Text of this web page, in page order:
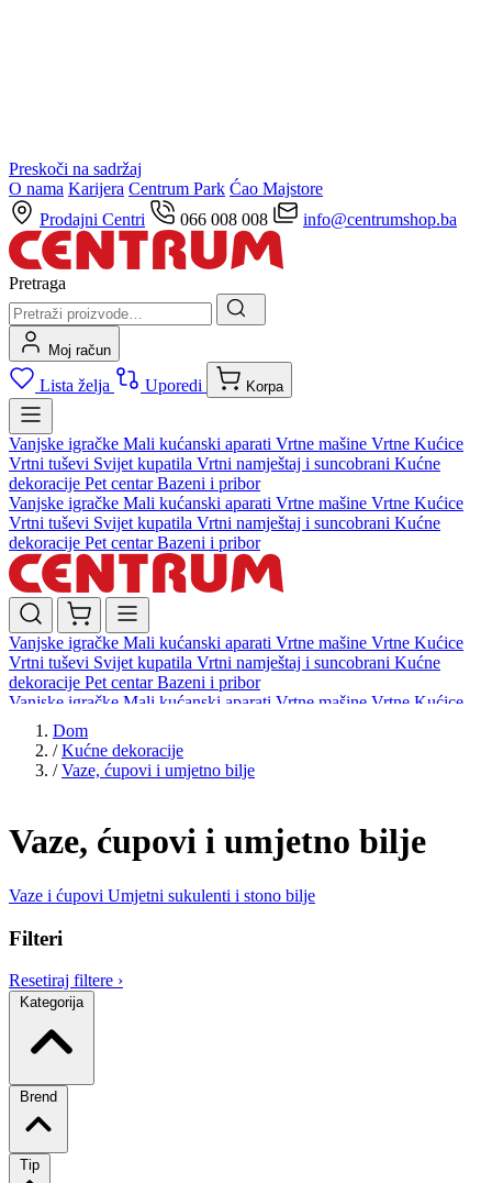
Preskoči na sadržaj
O nama Karijera Centrum Park Ćao Majstore
Prodajni Centri
066 008 008 info@centrumshop.ba
Pretraga
Moj račun
Lista želja Uporedi Korpa
Vanjske igračke Mali kućanski aparati Vrtne mašine Vrtne Kućice
Vrtni tuševi Svijet kupatila Vrtni namještaj i suncobrani Kućne
dekoracije Pet centarBazeni i pribor
Vanjske igračke Mali kućanski aparati Vrtne mašine Vrtne Kućice
Vrtni tuševi Svijet kupatila Vrtni namještaj i suncobrani Kućne
dekoracije Pet centarBazeni i pribor
Vanjske igračke Mali kućanski aparati Vrtne mašine Vrtne Kućice
Vrtni tuševi Svijet kupatila Vrtni namještaj i suncobrani Kućne
dekoracije Pet centarBazeni i pribor
Vanjske igračke Mali kućanski aparati Vrtne mašine Vrtne Kućice
Vrtni tuševi
dekoracijePet centar Bazeni i pribor
Dom
/ Kućne dekoracije
/ Vaze, ćupovi i umjetno bilje
Vaze, ćupovi i umjetno bilje
Vaze i ćupovi Umjetni sukulenti i stono bilje
Filteri
Resetiraj filtere ›
Kategorija
Brend
Tip